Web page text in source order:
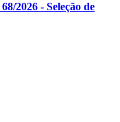
2026 - Seleção de